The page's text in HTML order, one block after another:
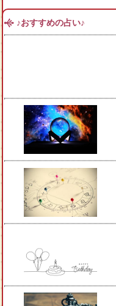
♪おすすめの占い♪